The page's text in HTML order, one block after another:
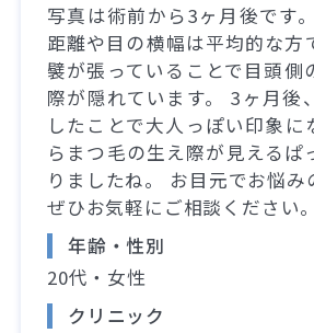
写真は術前から3ヶ月後です
距離や目の横幅は平均的な方
襞が張っていることで目頭側
際が隠れています。 3ヶ月後
したことで大人っぽい印象に
らまつ毛の生え際が見えるぱ
りましたね。 お目元でお悩み
ぜひお気軽にご相談ください。
年齢・性別
20代・女性
クリニック